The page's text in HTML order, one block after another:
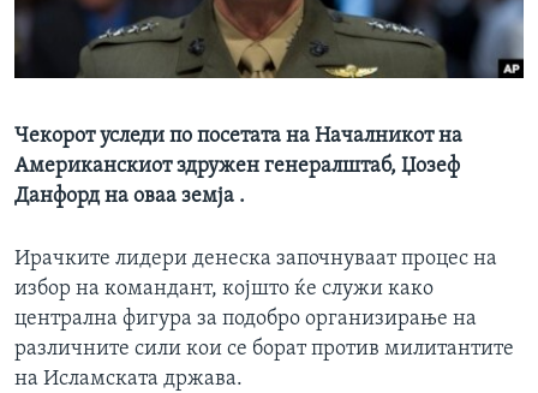
ИНТЕРВЈУА
Јазици
Чекорот уследи по посетата на Началникот на
Американскиот здружен генералштаб, Џозеф
Данфорд на оваа земја .
Ирачките лидери денеска започнуваат процес на
избор на командант, којшто ќе служи како
централна фигура за подобро организирање на
различните сили кои се борат против милитантите
на Исламската држава.